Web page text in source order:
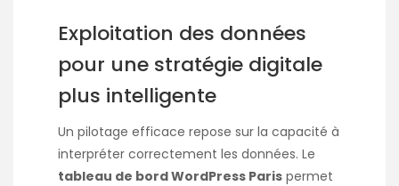
Exploitation des données
pour une stratégie digitale
plus intelligente
Un pilotage efficace repose sur la capacité à
interpréter correctement les données. Le
tableau de bord WordPress Paris permet